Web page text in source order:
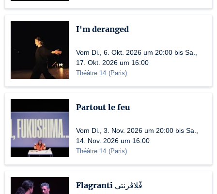
I'm deranged
Vom Di., 6. Okt. 2026 um 20:00 bis Sa.,
17. Okt. 2026 um 16:00
Théâtre 14 (Paris)
Partout le feu
Vom Di., 3. Nov. 2026 um 20:00 bis Sa.,
14. Nov. 2026 um 16:00
Théâtre 14 (Paris)
Flagranti فْلاڤرنتي